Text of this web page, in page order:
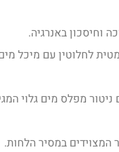
וחיסכון באנרגיה.
לחלוטין עם מיכל
ניטור מפלס מים גלוי
המצוידים במסיר הלחות.